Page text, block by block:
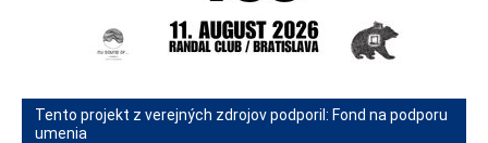
Tento projekt z verejných zdrojov podporil: Fond na podporu
umenia